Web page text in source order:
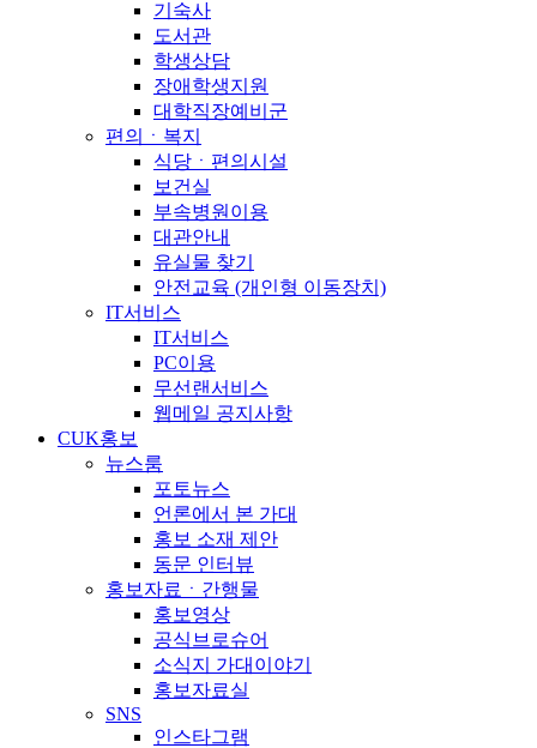
기숙사
도서관
학생상담
장애학생지원
대학직장예비군
편의ㆍ복지
식당ㆍ편의시설
보건실
부속병원이용
대관안내
유실물 찾기
안전교육 (개인형 이동장치)
IT서비스
IT서비스
PC이용
무선랜서비스
웹메일 공지사항
CUK홍보
뉴스룸
포토뉴스
언론에서 본 가대
홍보 소재 제안
동문 인터뷰
홍보자료ㆍ간행물
홍보영상
공식브로슈어
소식지 가대이야기
홍보자료실
SNS
인스타그램